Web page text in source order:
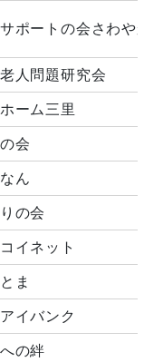
ポートの会さわや
人問題研究会
ーム三里
会
ん
の会
イネット
ま
イバンク
の絆